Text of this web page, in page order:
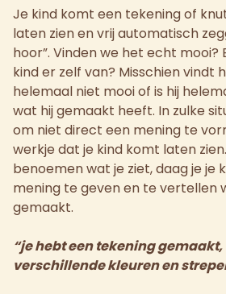
Je kind komt een tekening of
laten zien en vrij automatisch
hoor”. Vinden we het echt mooi?
kind er zelf van? Misschien vindt
helemaal niet mooi of is hij
wat hij gemaakt heeft. In zulke
om niet direct een mening te
werkje dat je kind komt laten
benoemen wat je ziet, daag je je
mening te geven en te vertellen
gemaakt.
“je hebt een tekening
verschillende kleuren en